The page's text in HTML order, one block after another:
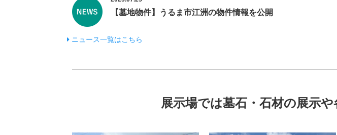
【墓地物件】うるま市江洲の物件情報を公開
ニュース一覧はこちら
展示場では墓石・石材の展示